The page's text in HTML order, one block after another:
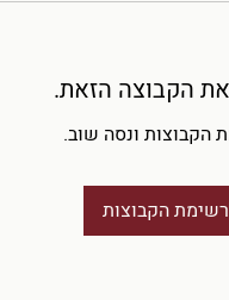
הקבוצה הזאת.
הקבוצות ונסה שוב.
הקבוצות